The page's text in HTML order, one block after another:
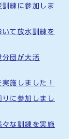
訓練に参加しま
いて放水訓練を
分団が大活
施しました！
りに参加しまし
々な訓練を実施